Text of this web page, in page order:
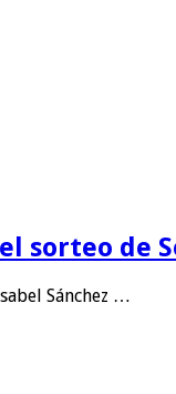
sorteo de
Sánchez …